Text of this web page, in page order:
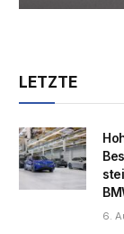
LETZTE
6.